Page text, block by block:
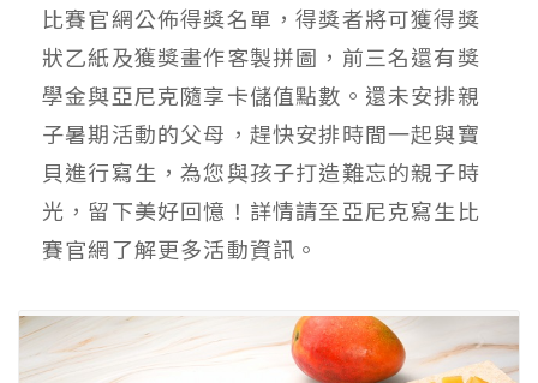
比賽官網公佈得獎名單，得獎者將可獲得獎
狀乙紙及獲獎畫作客製拼圖，前三名還有獎
學金與亞尼克隨享卡儲值點數。還未安排親
子暑期活動的父母，趕快安排時間一起與寶
貝進行寫生，為您與孩子打造難忘的親子時
光，留下美好回憶！詳情請至亞尼克寫生比
賽官網了解更多活動資訊。